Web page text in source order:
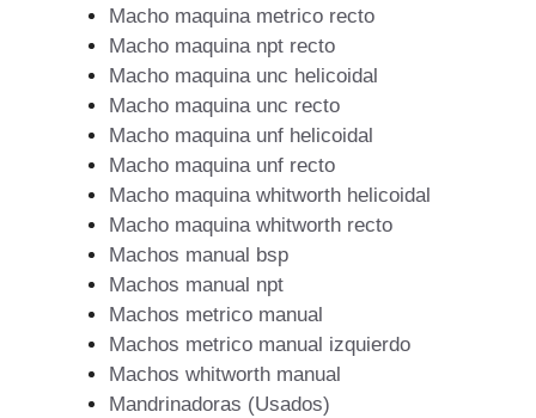
Macho maquina metrico recto
Macho maquina npt recto
Macho maquina unc helicoidal
Macho maquina unc recto
Macho maquina unf helicoidal
Macho maquina unf recto
Macho maquina whitworth helicoidal
Macho maquina whitworth recto
Machos manual bsp
Machos manual npt
Machos metrico manual
Machos metrico manual izquierdo
Machos whitworth manual
Mandrinadoras (Usados)